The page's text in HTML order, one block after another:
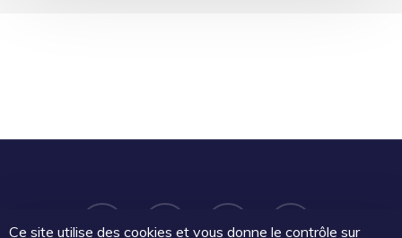
facebook linkedin youtube email
Ce site utilise des cookies et vous donne le contrôle sur